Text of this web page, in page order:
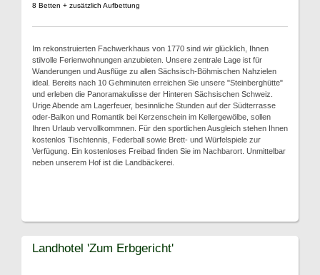
8 Betten + zusätzlich Aufbettung
Im rekonstruierten Fachwerkhaus von 1770 sind wir glücklich, Ihnen
stilvolle Ferienwohnungen anzubieten. Unsere zentrale Lage ist für
Wanderungen und Ausflüge zu allen Sächsisch-Böhmischen Nahzielen
ideal. Bereits nach 10 Gehminuten erreichen Sie unsere "Steinberghütte"
und erleben die Panoramakulisse der Hinteren Sächsischen Schweiz.
Urige Abende am Lagerfeuer, besinnliche Stunden auf der Südterrasse
oder-Balkon und Romantik bei Kerzenschein im Kellergewölbe, sollen
Ihren Urlaub vervollkommnen. Für den sportlichen Ausgleich stehen Ihnen
kostenlos Tischtennis, Federball sowie Brett- und Würfelspiele zur
Verfügung. Ein kostenloses Freibad finden Sie im Nachbarort. Unmittelbar
neben unserem Hof ist die Landbäckerei.
Landhotel 'Zum Erbgericht'